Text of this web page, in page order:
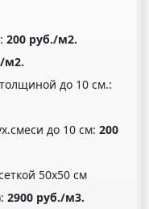
200 руб./м2.
м2.
до 10 см.:
до 10 см:200
50х50 см
2900 руб./м3.